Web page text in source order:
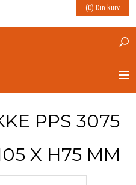
(0) Din kurv
PPS 3075
X H75 MM